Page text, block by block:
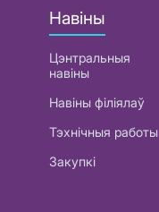
Навіны
Цэнтральныя
навіны
Навіны філіялаў
Тэхнічныя работы
Закупкі